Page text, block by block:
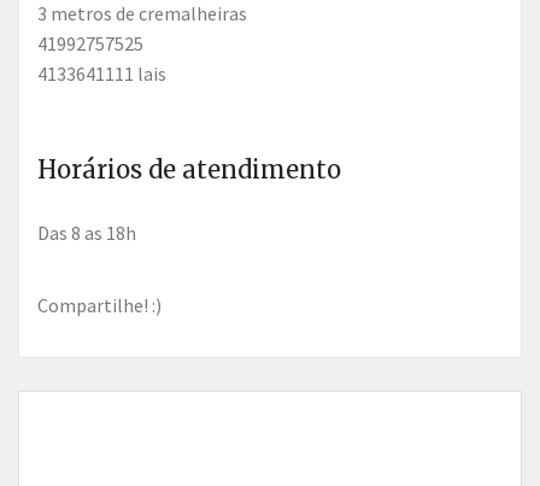
3 metros de cremalheiras
41992757525
4133641111 lais
Horários de atendimento
das 8 as 18h
Compartilhe! :)